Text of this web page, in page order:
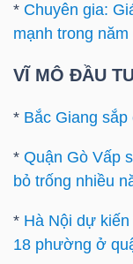
* Chuyên gia:
mạnh trong năm
VĨ MÔ ĐẦU
* Bắc Giang
* Quận Gò Vấp
bỏ trống nhiều
* Hà Nội dự kiến
18 phường ở
Báo
phân
(-)
Thuật
(-)